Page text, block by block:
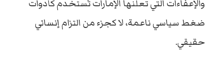
والإعفاءاتالتيتعلنها الإماراتتُستخدمكأدوات
ضغط سياسيناعمة،لاكجزءمنالتزامإنساني
حقيقي.